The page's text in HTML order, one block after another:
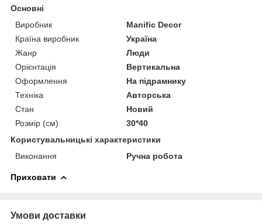
Основні
Виробник
Manific Decor
Країна виробник
Україна
Жанр
Люди
Орієнтація
Вертикальна
Оформлення
На підрамнику
Техніка
Авторська
Стан
Новий
Розмір (см)
30*40
Користувальницькі характеристики
Виконання
Ручна робота
Приховати
Умови доставки